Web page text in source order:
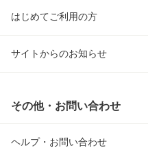
はじめてご利用の方
サイトからのお知らせ
その他・お問い合わせ
ヘルプ・お問い合わせ